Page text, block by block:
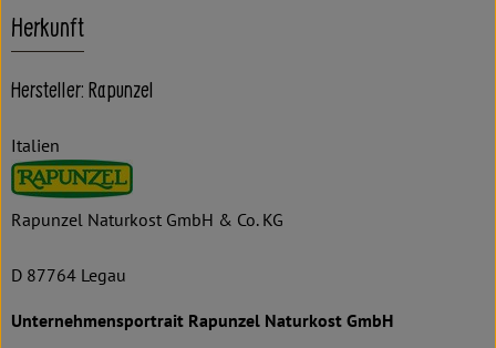
Herkunft
Hersteller: Rapunzel
Italien
Rapunzel Naturkost GmbH & Co. KG
D 87764 Legau
Unternehmensportrait Rapunzel Naturkost GmbH